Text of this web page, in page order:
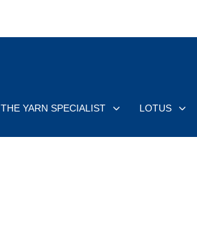
THE YARN SPECIALIST LOTUS